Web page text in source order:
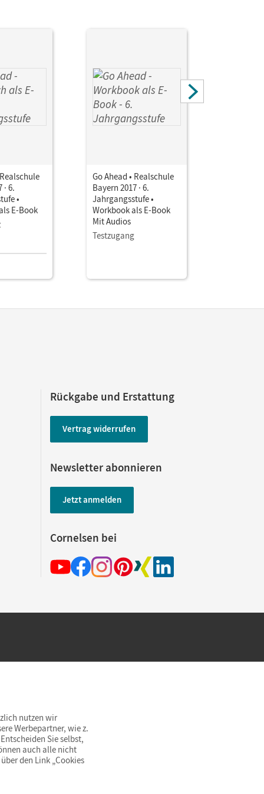
· 6.
•
E-Book
Go Ahead • Realschule
Bayern 2017 · 6.
Jahrgangsstufe •
Workbook als E-Book
Mit Audios
Testzugang
Rückgabe und Erstattung
Vertrag widerrufen
Newsletter abonnieren
Jetzt anmelden
Cornelsen bei
innerhalb Deutschlands
nutzen wir
Werbepartner, wie z.
Sie selbst,
auch alle nicht
den Link „Cookies